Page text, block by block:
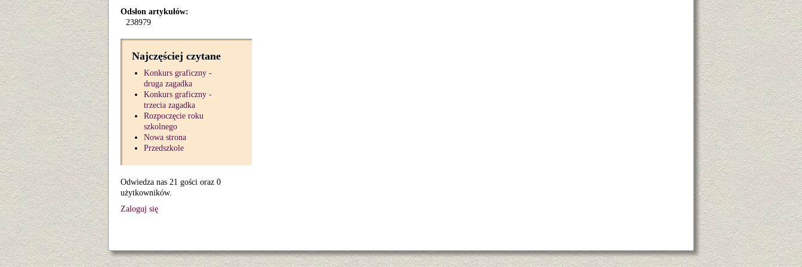
Odsłon artykułów:
238979
Najczęściej czytane
Konkurs graficzny -
druga zagadka
Konkurs graficzny -
trzecia zagadka
Rozpoczęcie roku
szkolnego
Nowa strona
Przedszkole
Odwiedza nas 21 gości oraz 0
użytkowników.
Zaloguj się